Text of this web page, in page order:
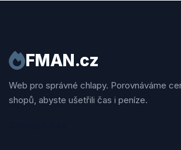
FMAN.cz
Web pro správné chlapy. Porovnáváme
shopů, abyste ušetřili čas i peníze.